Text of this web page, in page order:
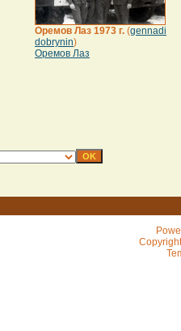
Оремов Лаз 1973 г. (gennadi
dobrynin)
Оремов Лаз